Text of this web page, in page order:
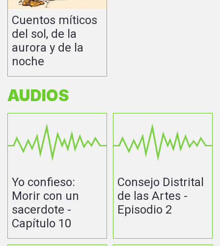
Cuentos míticos
del sol, de la
aurora y de la
noche
AUDIOS
Yo confieso:
Morir con un
sacerdote -
Capítulo 10
Consejo Distrital
de las Artes -
Episodio 2